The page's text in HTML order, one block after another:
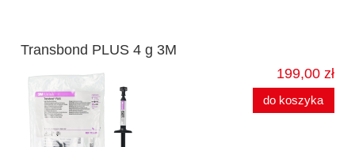
Transbond PLUS 4 g 3M
199,00 zł
do koszyka